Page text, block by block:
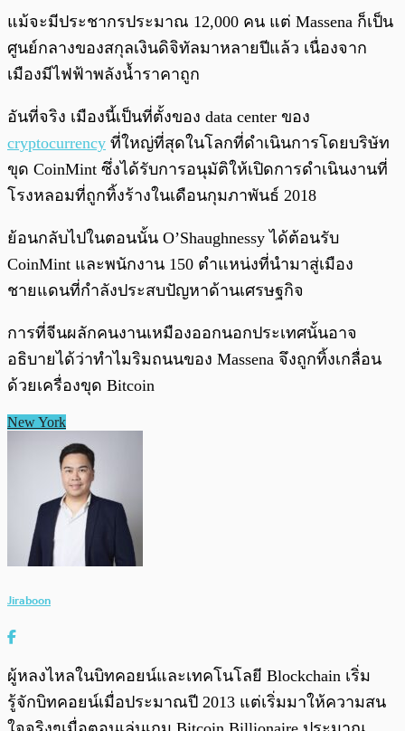
แม้จะมีประชากรประมาณ 12,000 คน แต่ Massena ก็เป็น
ศูนย์กลางของสกุลเงินดิจิทัลมาหลายปีแล้ว เนื่องจาก
เมืองมีไฟฟ้าพลังน้ำราคาถูก
อันที่จริง เมืองนี้เป็นที่ตั้งของ data center ของ
cryptocurrency ที่ใหญ่ที่สุดในโลกที่ดำเนินการโดยบริษัท
ขุด CoinMint ซึ่งได้รับการอนุมัติให้เปิดการดำเนินงานที่
โรงหลอมที่ถูกทิ้งร้างในเดือนกุมภาพันธ์ 2018
ย้อนกลับไปในตอนนั้น O’Shaughnessy ได้ต้อนรับ
CoinMint และพนักงาน 150 ตำแหน่งที่นำมาสู่เมือง
ชายแดนที่กำลังประสบปัญหาด้านเศรษฐกิจ
การที่จีนผลักคนงานเหมืองออกนอกประเทศนั้นอาจ
อธิบายได้ว่าทำไมริมถนนของ Massena จึงถูกทิ้งเกลื่อน
ด้วยเครื่องขุด Bitcoin
New York
Jiraboon
ผู้หลงไหลในบิทคอยน์และเทคโนโลยี Blockchain เริ่ม
รู้จักบิทคอยน์เมื่อประมาณปี 2013 แต่เริ่มมาให้ความสน